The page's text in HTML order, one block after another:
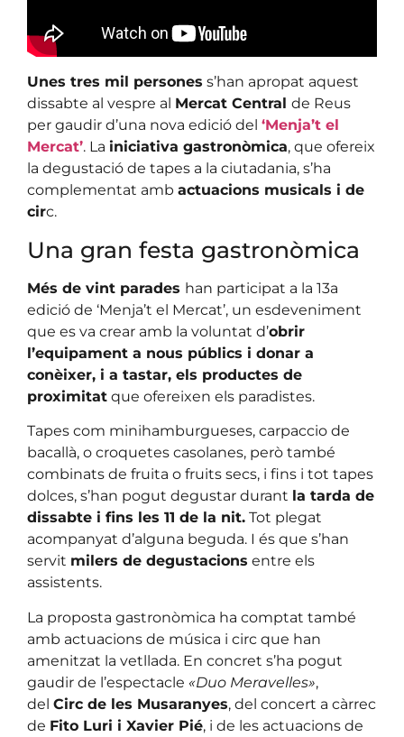
Unes tres mil persones s’han apropat aquest
dissabte al vespre al Mercat Central de Reus
per gaudir d’una nova edició del ‘Menja’t el
Mercat’. La iniciativa gastronòmica, que ofereix
la degustació de tapes a la ciutadania, s’ha
complementat amb actuacions musicals i de
circ.
Una gran festa gastronòmica
Més de vint parades han participat a la 13a
edició de ‘Menja’t el Mercat’, un esdeveniment
que es va crear amb la voluntat d’obrir
l’equipament a nous públics i donar a
conèixer, i a tastar, els productes de
proximitat que ofereixen els paradistes.
Tapes com minihamburgueses, carpaccio de
bacallà, o croquetes casolanes, però també
combinats de fruita o fruits secs, i fins i tot tapes
dolces, s’han pogut degustar durant la tarda de
dissabte i fins les 11 de la nit. Tot plegat
acompanyat d’alguna beguda. I és que s’han
servit milers de degustacions entre els
assistents.
La proposta gastronòmica ha comptat també
amb actuacions de música i circ que han
amenitzat la vetllada. En concret s’ha pogut
gaudir de l’espectacle «Duo Meravelles»,
del Circ de les Musaranyes, del concert a càrrec
de Fito Luri i Xavier Pié, i de les actuacions de